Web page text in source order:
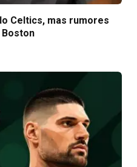
Celtics, mas rumores